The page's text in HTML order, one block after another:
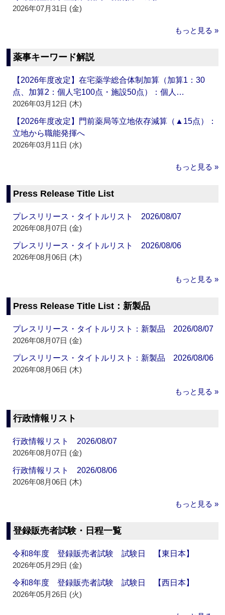
2026年07月31日 (金)
もっと見る »
薬事キーワード解説
【2026年度改定】在宅薬学総合体制加算（加算1：30
点、加算2：個人宅100点・施設50点）：個人…
2026年03月12日 (木)
【2026年度改定】門前薬局等立地依存減算（▲15点）：
立地から職能発揮へ
2026年03月11日 (水)
もっと見る »
Press Release Title List
プレスリリース・タイトルリスト 2026/08/07
2026年08月07日 (金)
プレスリリース・タイトルリスト 2026/08/06
2026年08月06日 (木)
もっと見る »
Press Release Title List：新製品
プレスリリース・タイトルリスト：新製品 2026/08/07
2026年08月07日 (金)
プレスリリース・タイトルリスト：新製品 2026/08/06
2026年08月06日 (木)
もっと見る »
行政情報リスト
行政情報リスト 2026/08/07
2026年08月07日 (金)
行政情報リスト 2026/08/06
2026年08月06日 (木)
もっと見る »
登録販売者試験・日程一覧
令和8年度 登録販売者試験 試験日 【東日本】
2026年05月29日 (金)
令和8年度 登録販売者試験 試験日 【西日本】
2026年05月26日 (火)